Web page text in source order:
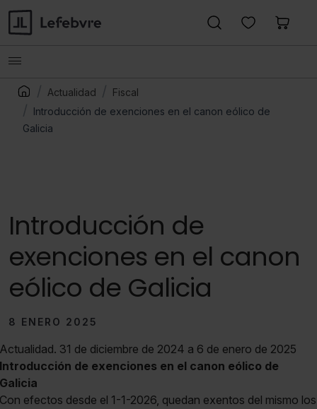
Actualidad
Fiscal
Introducción de exenciones en el canon eólico de
Galicia
Introducción de
exenciones en el canon
eólico de Galicia
8 ENERO 2025
Actualidad. 31 de diciembre de 2024 a 6 de enero de 2025
Introducción de exenciones en el canon eólico de
Galicia
Con efectos desde el 1-1-2026, quedan exentos del mismo los